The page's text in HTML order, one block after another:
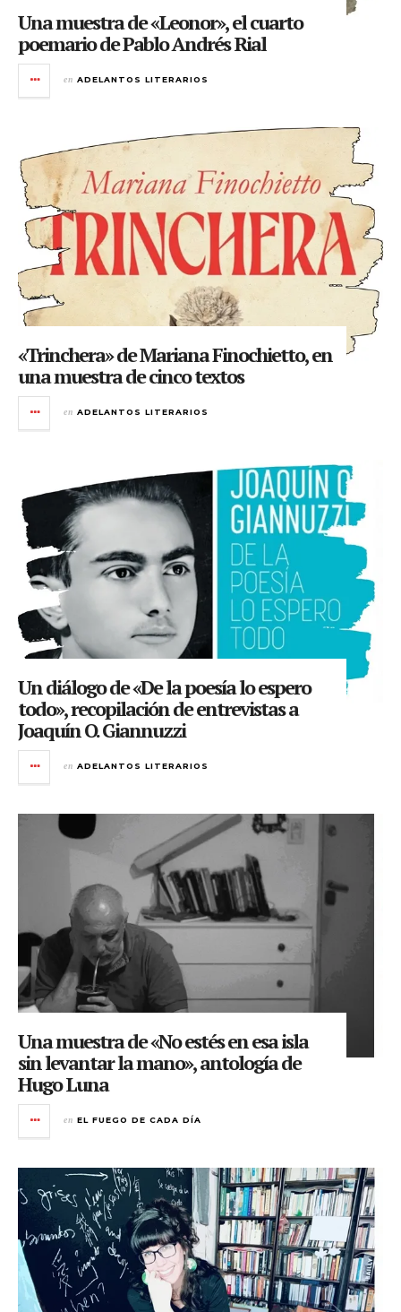
Una muestra de «Leonor», el cuarto
poemario de Pablo Andrés Rial
en ADELANTOS LITERARIOS
«Trinchera» de Mariana Finochietto, en
una muestra de cinco textos
en ADELANTOS LITERARIOS
Un diálogo de «De la poesía lo espero
todo», recopilación de entrevistas a
Joaquín O. Giannuzzi
en ADELANTOS LITERARIOS
Una muestra de «No estés en esa isla
sin levantar la mano», antología de
Hugo Luna
en EL FUEGO DE CADA DÍA